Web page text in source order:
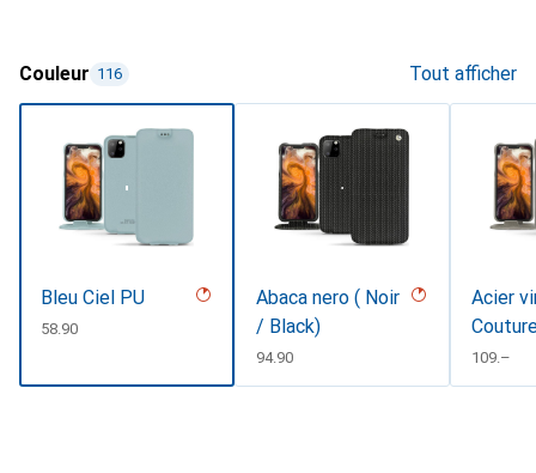
Couleur 116 Tout afficher
Bleu Ciel PU
CHF
58.90
Abaca nero ( Noir
/ Black)
CHF
94.90
Acier
CHF
109.–